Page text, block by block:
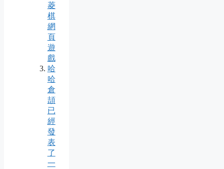
菱
棋
網
頁
遊
戲
哈
哈
倉
頡
已
經
發
表
了
一